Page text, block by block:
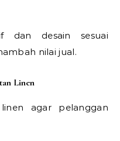
dan desain sesuai
nilai jual.
Linen
agar pelanggan